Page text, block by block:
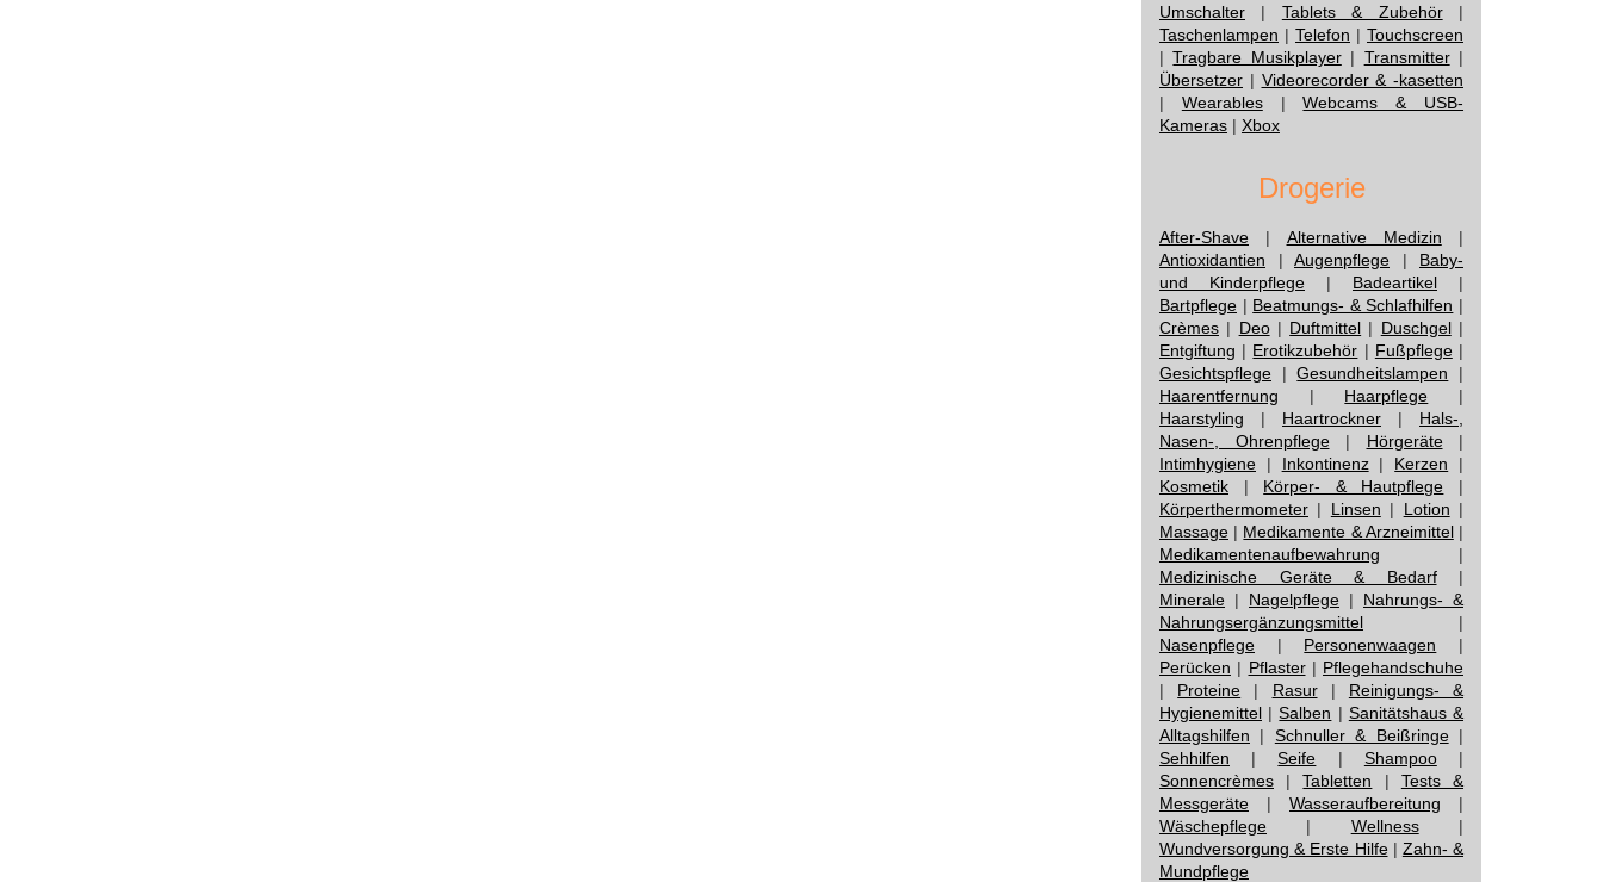
Umschalter | Tablets & Zubehör|
Taschenlampen | Telefon | Touchscreen
|Tragbare Musikplayer| Transmitter|
Übersetzer | Videorecorder & -kasetten
| Wearables|Webcams & USB-
Kameras | Xbox
Drogerie
After-Shave | Alternative Medizin |
Antioxidantien | Augenpflege | Baby-
und Kinderpflege | Badeartikel |
Bartpflege | Beatmungs- & Schlafhilfen |
Crèmes | Deo| Duftmittel | Duschgel|
Entgiftung | Erotikzubehör | Fußpflege|
Gesichtspflege |Gesundheitslampen |
Haarentfernung | Haarpflege |
Haarstyling | Haartrockner | Hals-,
Nasen-, Ohrenpflege| Hörgeräte|
Intimhygiene | Inkontinenz| Kerzen |
Kosmetik | Körper- & Hautpflege |
Körperthermometer | Linsen | Lotion |
Massage | Medikamente & Arzneimittel|
Medikamentenaufbewahrung |
Medizinische Geräte & Bedarf|
Minerale | Nagelpflege | Nahrungs- &
Nahrungsergänzungsmittel |
Nasenpflege | Personenwaagen |
Perücken | Pflaster| Pflegehandschuhe
| Proteine | Rasur| Reinigungs- &
Hygienemittel |Salben | Sanitätshaus &
Alltagshilfen | Schnuller & Beißringe|
Sehhilfen |Seife | Shampoo|
Sonnencrèmes |Tabletten | Tests &
Messgeräte | Wasseraufbereitung |
Wäschepflege | Wellness|
Wundversorgung & Erste Hilfe| Zahn- &
Mundpflege